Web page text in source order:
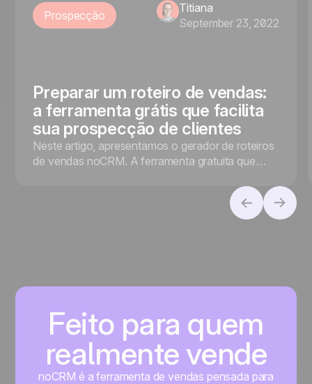
Prospecção
Titiana
September 23, 2022
Preparar um roteiro de vendas:
a ferramenta grátis que facilita
sua prospecção de clientes
Neste artigo, apresentamos o gerador de roteiros
de vendas noCRM. A ferramenta gratuita que
Feito para quem
realmente vende
noCRM é a ferramenta de vendas pensada para